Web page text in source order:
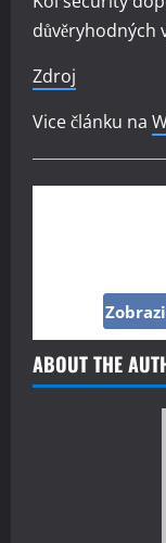
důvěryhodných
Zdroj
Vice článku na
ABOUT THE